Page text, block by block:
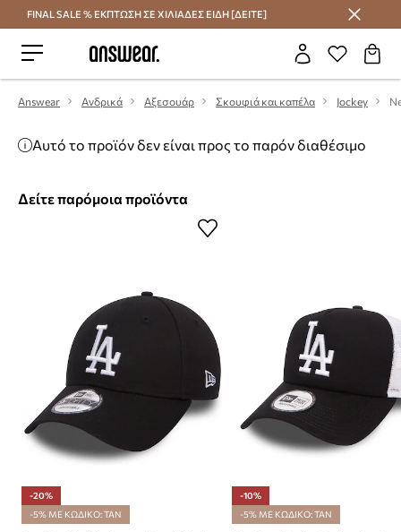
Εξοικονομήστε με το Answear Club
FINAL SALE % ΕΚΠΤΩΣΗ ΣΕ ΧΙΛΙΑΔΕΣ ΕΙΔΗ [ΔΕΙΤΕ]
Answear Ανδρικά Αξεσουάρ Σκουφιά και καπέλα Jockey
Αυτό το προϊόν δεν είναι προς το παρόν διαθέσιμο
Δείτε παρόμοια προϊόντα
-20%
-5% ΜΕ ΚΩΔΙΚΟ: TAN
-10%
-5% ΜΕ ΚΩΔΙΚΟ: TAN